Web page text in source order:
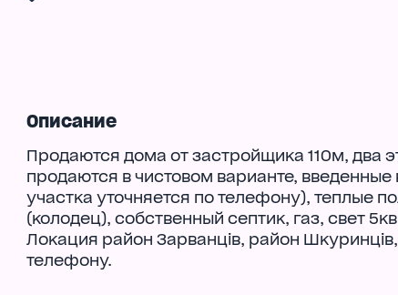
Описание
Продаются дома от застройщика 110м, два
продаются в чистовом варианте,
участка уточняется по телефону), теплые
(колодец), собственный септик, газ, свет
Локация район Зарванців, район
телефону.